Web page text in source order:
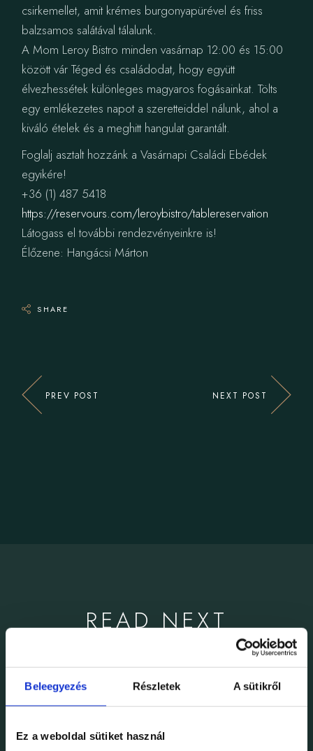
Beleegyezés Részletek A sütikről
Ez a weboldal sütiket használ
csirkemellet, amit krémes burgonyapürével és friss
balzsamos salátával tálalunk.
A Mom Leroy Bistro minden vasárnap 12:00 és 15:00
között vár Téged és családodat, hogy együtt
élvezhessétek különleges magyaros fogásainkat. Tölts
egy emlékezetes napot a szeretteiddel nálunk, ahol a
kiváló ételek és a meghitt hangulat garantált.
Foglalj asztalt hozzánk a Vasárnapi Családi Ebédek
egyikére!
+36 (1) 487 5418
https://reservours.com/leroybistro/tablereservation
Látogass el további rendezvényeinkre is!
Élőzene: Hangácsi Márton
SHARE
PREV POST NEXT POST
READ NEXT